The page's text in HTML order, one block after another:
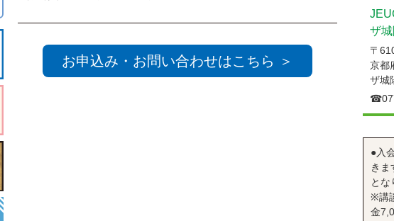
お申込み・お問い合わせはこちら ＞
ザ
〒
京都
ザ城
●入
きま
とな
※講
金